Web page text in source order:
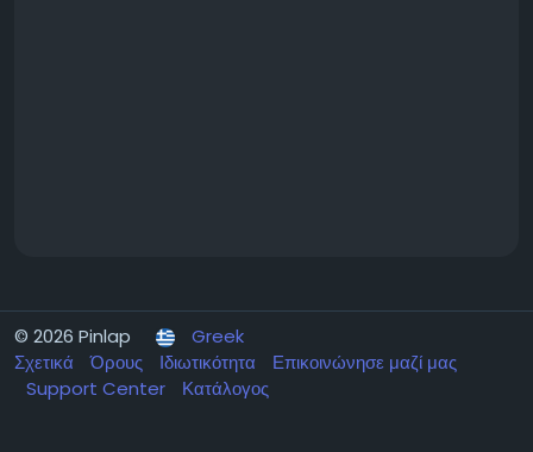
© 2026 Pinlap
Greek
Σχετικά
Όρους Ιδιωτικότητα
Επικοινώνησε μαζί μας
Support Center
Κατάλογος